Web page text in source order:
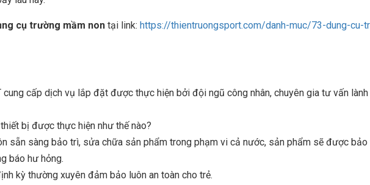
cụ trường mầm non tại link: https://thientruongsport.com/danh-muc/73-dung-cu-
cung cấp dịch vụ lắp đặt được thực hiện bởi đội ngũ công nhân, chuyên gia tư vấn lành
bị được thực hiện như thế nào?
sẵn sàng bảo trì, sửa chữa sản phẩm trong phạm vi cả nước, sản phẩm sẽ được bảo
báo hư hỏng.
kỳ thường xuyên đảm bảo luôn an toàn cho trẻ.